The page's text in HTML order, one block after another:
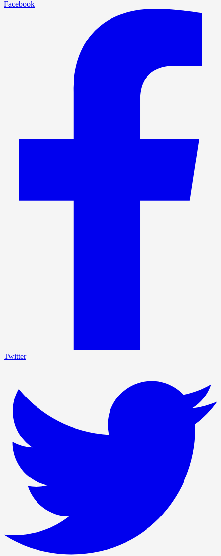
Facebook
Twitter